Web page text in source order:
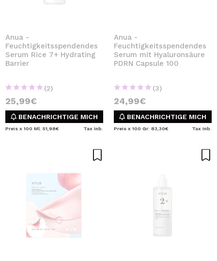
Anua -
Feuchtigkeitsspendendes
Serum Rice 7+ Hydrating
Barrier
(2)
25,99€
BENACHRICHTIGE MICH
Preis x 100 Ml: 51,98€ Tax Inb.
Anua -
Feuchtigkeitsspendendes
Serum mit Hyaluronsäure
PDRN Capsule 100
(3)
24,99€
BENACHRICHTIGE MICH
Preis x 100 Gr: 83,30€ Tax Inb.